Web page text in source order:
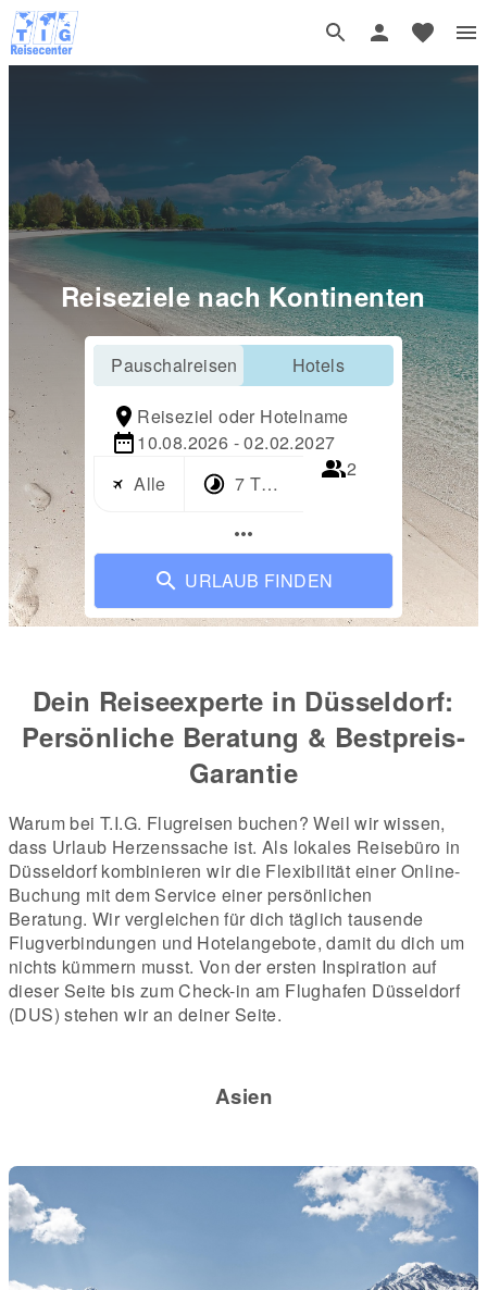
Reiseziele nach Kontinenten
Pauschalreisen Hotels
Reiseziel oder Hotelname
10.08.2026 - 02.02.2027
Alle
7 Tage
2
more_horiz
URLAUB FINDEN
Dein Reiseexperte in Düsseldorf:
Persönliche Beratung & Bestpreis-
Garantie
Warum bei T.I.G. Flugreisen buchen? Weil wir wissen,
dass Urlaub Herzenssache ist. Als lokales Reisebüro in
Düsseldorf kombinieren wir die Flexibilität einer Online-
Buchung mit dem Service einer persönlichen
Beratung.Wir vergleichen für dich täglich tausende
Flugverbindungen und Hotelangebote, damit du dich um
nichts kümmern musst. Von der ersten Inspiration auf
dieser Seite bis zum Check-in am Flughafen Düsseldorf
(DUS) stehen wir an deiner Seite.
Asien